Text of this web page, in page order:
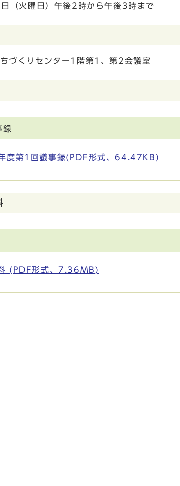
（火曜日）午後2時から午後3時まで
づくりセンター1階第1、第2会議室
録
度第1回議事録(PDF形式、64.47KB)
(PDF形式、7.36MB)